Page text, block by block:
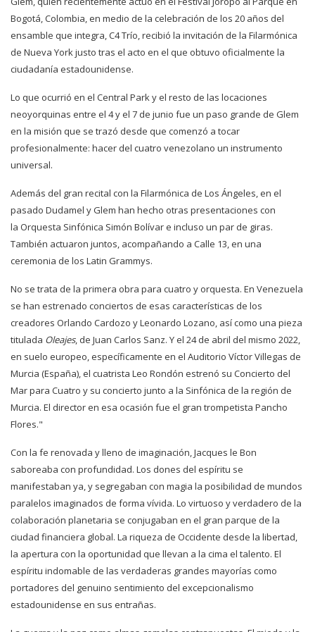
Bogotá, Colombia, en medio de la celebración de los 20 años del
ensamble que integra, C4 Trío, recibió la invitación de la Filarmónica
de Nueva York justo tras el acto en el que obtuvo oficialmente la
ciudadanía estadounidense.
Lo que ocurrió en el Central Park y el resto de las locaciones
neoyorquinas entre el 4 y el 7 de junio fue un paso grande de Glem
en la misión que se trazó desde que comenzó a tocar
profesionalmente: hacer del cuatro venezolano un instrumento
universal.
Además del gran recital con la Filarmónica de Los Ángeles, en el
pasado Dudamel y Glem han hecho otras presentaciones con
la Orquesta Sinfónica Simón Bolívar e incluso un par de giras.
También actuaron juntos, acompañando a Calle 13, en una
ceremonia de los Latin Grammys.
No se trata de la primera obra para cuatro y orquesta. En Venezuela
se han estrenado conciertos de esas características de los
creadores Orlando Cardozo y Leonardo Lozano, así como una pieza
titulada Oleajes, de Juan Carlos Sanz. Y el 24 de abril del mismo 2022,
en suelo europeo, específicamente en el Auditorio Víctor Villegas de
Murcia (España), el cuatrista Leo Rondón estrenó su Concierto del
Mar para Cuatro y su concierto junto a la Sinfónica de la región de
Murcia. El director en esa ocasión fue el gran trompetista Pancho
Flores."
Con la fe renovada y lleno de imaginación, Jacques le Bon
saboreaba con profundidad. Los dones del espíritu se
manifestaban ya, y segregaban con magia la posibilidad de mundos
paralelos imaginados de forma vívida. Lo virtuoso y verdadero de la
colaboración planetaria se conjugaban en el gran parque de la
ciudad financiera global. La riqueza de Occidente desde la libertad,
la apertura con la oportunidad que llevan a la cima el talento. El
espíritu indomable de las verdaderas grandes mayorías como
portadores del genuino sentimiento del excepcionalismo
estadounidense en sus entrañas.